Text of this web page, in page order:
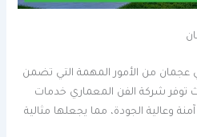
عجمان من الأمور المهمة التي تضمن
توفر شركة الفن المعماري خدمات
وعالية الجودة، مما يجعلها مثالية